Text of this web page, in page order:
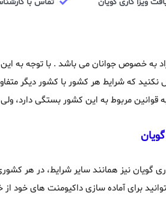
به خصوص جوانان می باشد . با توجه به
نکنید که شرایط هر کشور با کشور دیگر
قوانین مربوط به این کشور بستگی دارد،
گویان نیز همانند سایر شرایط، در هر
برای آماده سازی داکیومنت های خود